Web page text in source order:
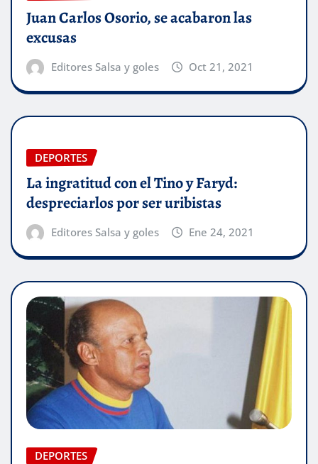
Juan Carlos Osorio, se acabaron las
excusas
Editores Salsa y goles Oct 21, 2021
DEPORTES
La ingratitud con el Tino y Faryd:
despreciarlos por ser uribistas
Editores Salsa y goles Ene 24, 2021
DEPORTES